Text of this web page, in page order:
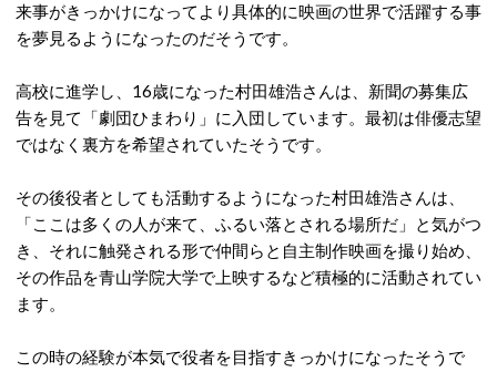
来事がきっかけになってより具体的に映画の世界で活躍する事
を夢見るようになったのだそうです。
高校に進学し、16歳になった村田雄浩さんは、新聞の募集広
告を見て「劇団ひまわり」に入団しています。最初は俳優志望
ではなく裏方を希望されていたそうです。
その後役者としても活動するようになった村田雄浩さんは、
「ここは多くの人が来て、ふるい落とされる場所だ」と気がつ
き、それに触発される形で仲間らと自主制作映画を撮り始め、
その作品を青山学院大学で上映するなど積極的に活動されてい
ます。
この時の経験が本気で役者を目指すきっかけになったそうで